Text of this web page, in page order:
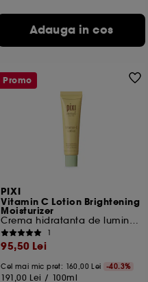
Adauga in cos
PIXI
Vitamin C Lotion Brightening
Moisturizer
Crema hidratanta de luminozitate
1
95,50 Lei
Cel mai mic pret: 160,00 Lei -40.3%
191,00 Lei / 100ml
Promo